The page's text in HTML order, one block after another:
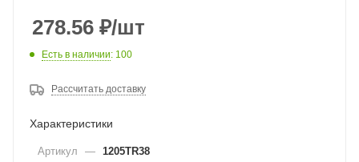
278.56 ₽/шт
Есть в наличии: 100
Рассчитать доставку
Характеристики
Артикул —
1205TR38